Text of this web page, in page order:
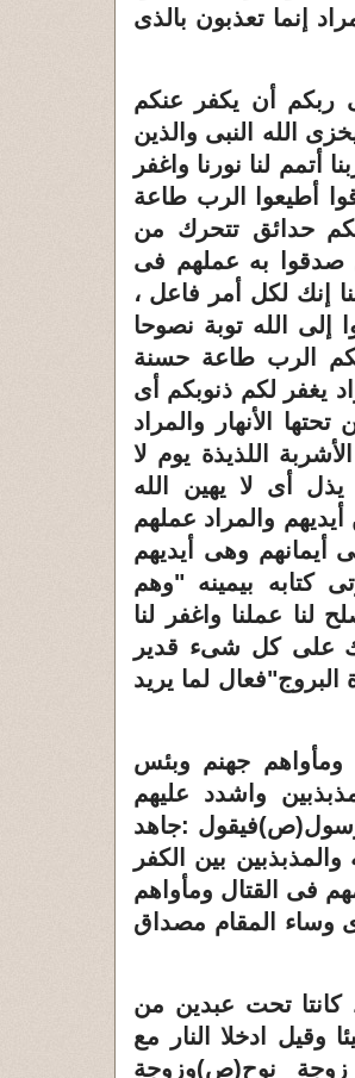
إنما تعذبون بالذى
ربكم أن يكفر عنكم
الله النبى والذين
أتمم لنا نورنا واغفر
أطيعوا الرب طاعة
حدائق تتحرك من
صدقوا به عملهم فى
إنك لكل أمر فاعل ،
إلى الله توبة نصوحا
حكم الرب طاعة حسنة
يغفر لكم ذنوبكم أى
الأنهار والمراد
اللذيذة يوم لا
يذل أى لا يهين الله
والمراد عملهم
أيمانهم وهى أيديهم
كتابه بيمينه "وهم
لنا عملنا واغفر لنا
على كل شىء قدير
لما يريد
ومأواهم جهنم وبئس
واشدد عليهم
:جاهد
بين الكفر
فى القتال ومأواهم
وساء المقام مصداق
كانتا تحت عبدين من
وقيل ادخلا النار مع
زوجة نوح(ص)وزوجة